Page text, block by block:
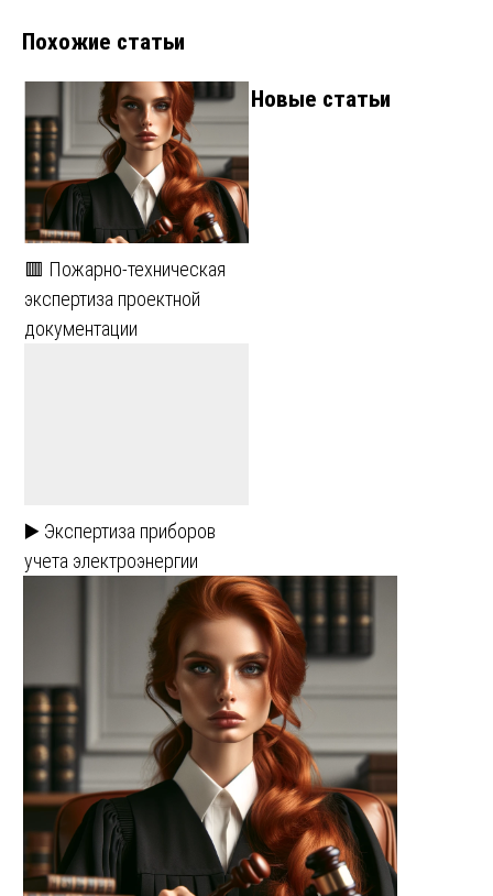
Похожие статьи
🟥 Пожарно-техническая
экспертиза проектной
документации
▶️ Экспертиза приборов
учета электроэнергии
Новые статьи